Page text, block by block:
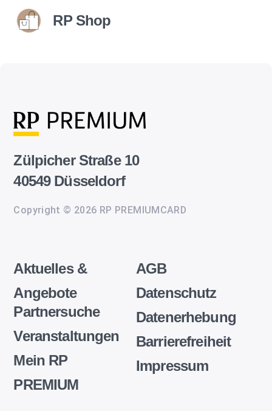
RP Shop
Zülpicher Straße 10
40549 Düsseldorf
Copyright © 2026 RP PREMIUMCARD
Aktuelles &
Angebote
Partnersuche
Veranstaltungen
Mein RP
PREMIUM
AGB
Datenschutz
Datenerhebung
Barrierefreiheit
Impressum